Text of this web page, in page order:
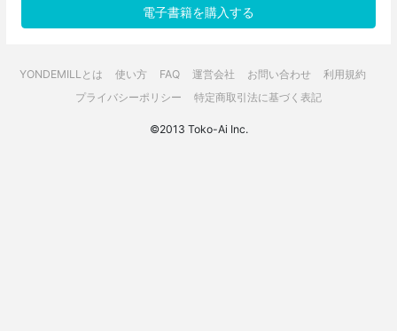
電子書籍を購入する
YONDEMILLとは 使い方 FAQ 運営会社 お問い合わせ
利用規約
プライバシーポリシー
特定商取引法に基づく表記
©2013 Toko-Ai Inc.